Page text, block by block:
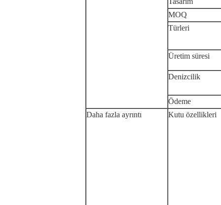
MOQ
Türleri
Üretim süresi
Denizcilik
Ödeme
Daha fazla ayrıntı
Kutu özellikleri